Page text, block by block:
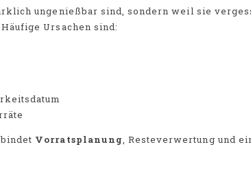
ungenießbar sind, sondern weil sie
Ursachen sind:
Vorratsplanung , Resteverwertung und